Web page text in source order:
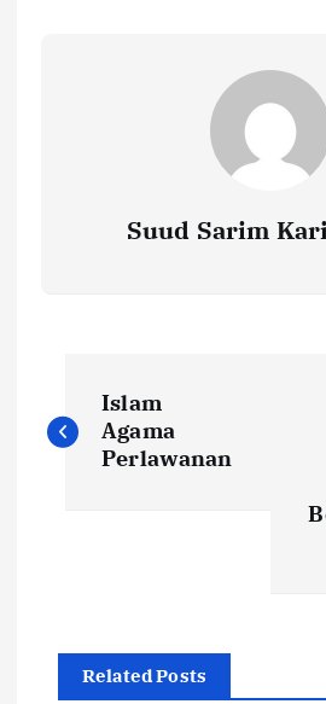
Suud Sarim
a
Islam
Agama
Perlawanan
Related Posts